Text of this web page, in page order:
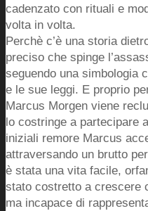
cadenzato con rituali e
volta in volta.
Perchè c’è una storia
preciso che spinge
seguendo una simbologia
e le sue leggi. E proprio
Marcus Morgen viene
lo costringe a partecipare
iniziali remore Marcus
attraversando un brutto
è stata una vita facile,
stato costretto a crescere
ma incapace di